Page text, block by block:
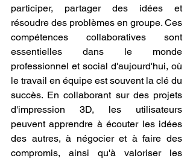
participer, partager des idées et
résoudre des problèmes en groupe. Ces
compétences collaboratives sont
essentielles dans le monde
professionnel et social d'aujourd'hui, où
le travail en équipe est souvent la clé du
succès. En collaborant sur des projets
d'impression 3D, les utilisateurs
peuvent apprendre à écouter les idées
des autres, à négocier et à faire des
compromis, ainsi qu'à valoriser les